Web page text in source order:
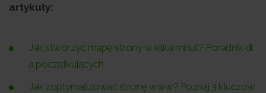
artykuły:
Jak stworzyć mapę strony w kilka minut? Poradnik dl
a początkujących
Jak zoptymalizować stronę www? Poznaj 3 kluczow